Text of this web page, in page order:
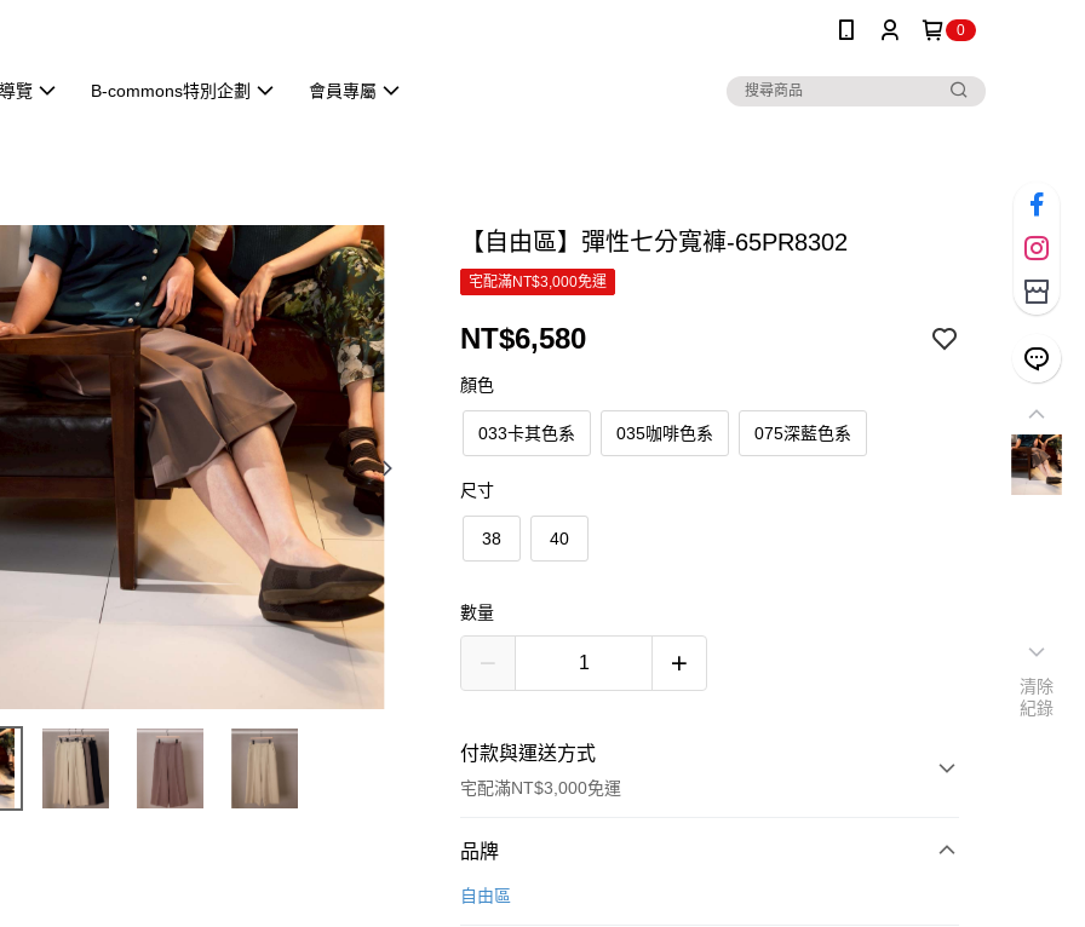
0
覽 B-commons特別企劃 會員專屬
【自由區】彈性七分寬褲-65PR8302
宅配滿NT$3,000免運
NT$6,580
顏色
033卡其色系 035咖啡色系 075深藍色系
尺寸
38 40
數量
付款與運送方式
宅配滿NT$3,000免運
付款方式
信用卡一次付款
品牌
自由區
清除
紀錄